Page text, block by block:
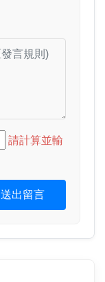
請計算並輸
送出留言